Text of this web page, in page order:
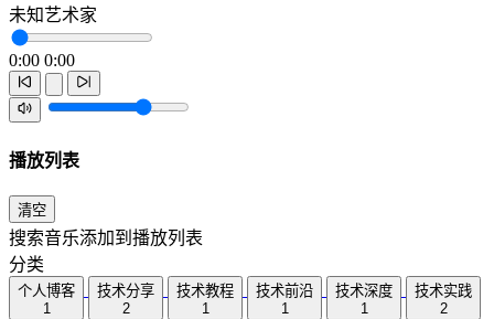
未知艺术家
0:00 0:00
播放列表
清空
搜索音乐添加到播放列表
分类
个人博客
1
技术分享
2
技术教程
1
技术前沿
1
技术深度
1
技术实践
2